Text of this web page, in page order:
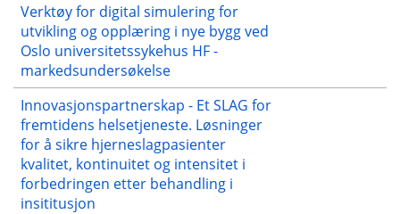
Verktøy for digital simulering for
utvikling og opplæring i nye bygg ved
Oslo universitetssykehus HF -
markedsundersøkelse
Innovasjonspartnerskap - Et SLAG for
fremtidens helsetjeneste. Løsninger
for å sikre hjerneslagpasienter
kvalitet, kontinuitet og intensitet i
forbedringen etter behandling i
insititusjon